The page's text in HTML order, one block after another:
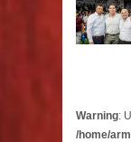
Warning:
/home/